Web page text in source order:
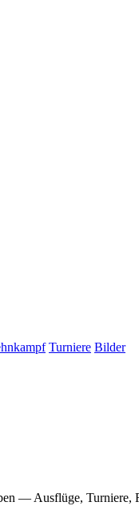
Turniere Bilder
— Ausflüge, Turniere,